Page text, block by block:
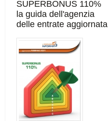
SUPERBONUS 110%
la guida dell'agenzia
delle entrate aggiornata